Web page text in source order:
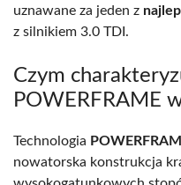
uznawane za jeden z
z silnikiem 3.0 TDI.
Czym
POWERFRAME
Technologia
nowatorska konstrukcja